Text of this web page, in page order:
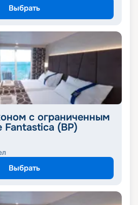
Выбрать
с ограниченным
Fantastica (BP)
Выбрать